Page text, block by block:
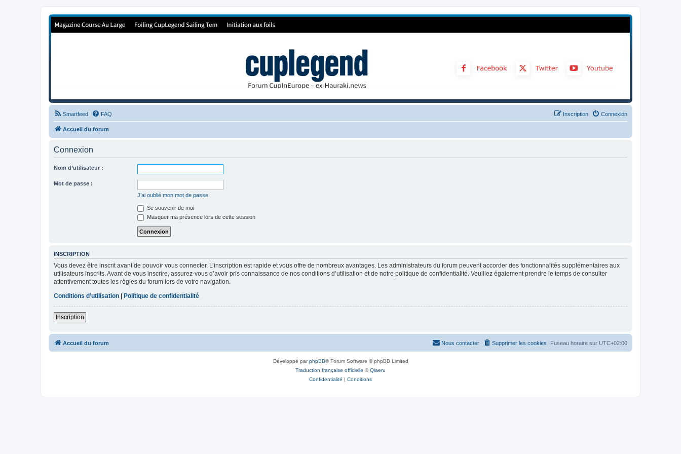
Forum de Cup In Europe
Smartfeed FAQ Connexion
Inscription
Accueil du forum
Connexion
Nom d’utilisateur :
Mot de passe :
J’ai oublié mon mot de passe
Se souvenir de moi
Masquer ma présence lors de cette session
INSCRIPTION
Vous devez être inscrit avant de pouvoir vous connecter. L’inscription est rapide et vous offre de nombreux avantages. Les administrateurs du forum peuvent accorder des fonctionnalités supplémentaires aux
utilisateurs inscrits. Avant de vous inscrire, assurez-vous d’avoir pris connaissance de nos conditions d’utilisation et de notre politique de confidentialité. Veuillez également prendre le temps de consulter
attentivement toutes les règles du forum lors de votre navigation.
Conditions d’utilisation
Politique de confidentialité
Inscription
Accueil du forum Fuseau horaire sur UTC+02:00
Supprimer les cookies
Nous contacter
Développé parphpBB® Forum Software © phpBB Limited
Traduction française officielle ©Qiaeru
Confidentialité | Conditions